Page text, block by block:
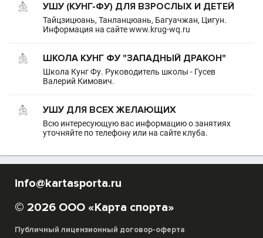
УШУ (КУНГ-ФУ) ДЛЯ ВЗРОСЛЫХ И ДЕТЕЙ
Тайцзицюань, Танланцюань, Багуачжан, Цигун.
Информация на сайте www.krug-wq.ru
ШКОЛА КУНГ ФУ "ЗАПАДНЫЙ ДРАКОН"
Школа Кунг Фу. Руководитель школы - Гусев
Валерий Кимович.
УШУ ДЛЯ ВСЕХ ЖЕЛАЮЩИХ
Всю интересующую вас информацию о занятиях
уточняйте по телефону или на сайте клуба.
info@kartasporta.ru
© 2026 ООО «Карта спорта»
Публичный лицензионный договор-оферта